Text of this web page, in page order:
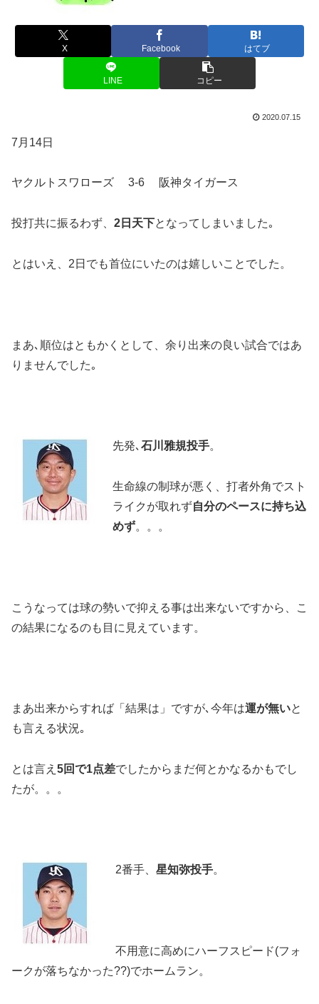
X Facebook はてブ
LINE コピー
2020.07.15
7月14日
ヤクルトスワローズ 3-6 阪神タイガース
投打共に振るわず、 2日天下となってしまいました｡
とはいえ、2日でも首位にいたのは嬉しいことでした。
まあ､順位はともかくとして、余り出来の良い試合ではあ
りませんでした｡
先発､ 石川雅規投手。
生命線の制球が悪く、打者外角でスト
ライクが取れず自分のペースに持ち込
めず。。。
こうなっては球の勢いで抑える事は出来ないですから、こ
の結果になるのも目に見えています。
まあ出来からすれば「結果は」ですが､今年は運が無いと
も言える状況｡
とは言え 5回で1点差でしたからまだ何とかなるかもでし
たが。。。
2番手、 星知弥投手。
不用意に高めにハーフスピード(フォ
ークが落ちなかった??)でホームラン。